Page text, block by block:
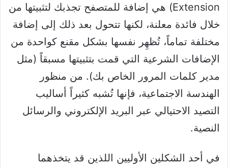
Extension) هي إضافة للمتصفح تجذبك لتثبيتها من
خلال فائدة معلنة، لكنها تتحول بعد ذلك إلى إضافة
مختلفة تماماً، تُظهِر نفسها بشكل مقنع كواحدة من
الإضافات الشرعية التي قمت بتثبيتها مسبقاً (مثل
مدير كلمات المرور الخاص بك). من منظور
الهندسة الاجتماعية، فإنها تُشبه كثيراً أساليب
التصيد الاحتيالي عبر البريد الإلكتروني والرسائل
النصية.
في أحد الشكلين الأوليين اللذين قد يتخذهما